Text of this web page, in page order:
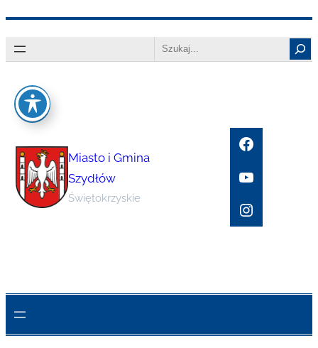
do
Search
Miasto i Gmina
Szydłów
Świętokrzyskie
Facebook
YouTube
Instagram